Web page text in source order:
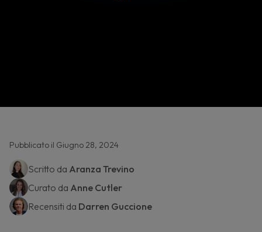
Pubblicato il Giugno 28, 2024
Scritto da Aranza Trevino
Curato da Anne Cutler
Recensiti da Darren Guccione